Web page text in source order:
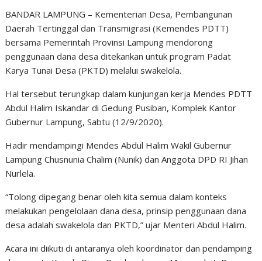
BANDAR LAMPUNG – Kementerian Desa, Pembangunan
Daerah Tertinggal dan Transmigrasi (Kemendes PDTT)
bersama Pemerintah Provinsi Lampung mendorong
penggunaan dana desa ditekankan untuk program Padat
Karya Tunai Desa (PKTD) melalui swakelola.
Hal tersebut terungkap dalam kunjungan kerja Mendes PDTT
Abdul Halim Iskandar di Gedung Pusiban, Komplek Kantor
Gubernur Lampung, Sabtu (12/9/2020).
Hadir mendampingi Mendes Abdul Halim Wakil Gubernur
Lampung Chusnunia Chalim (Nunik) dan Anggota DPD RI Jihan
Nurlela.
“Tolong dipegang benar oleh kita semua dalam konteks
melakukan pengelolaan dana desa, prinsip penggunaan dana
desa adalah swakelola dan PKTD,” ujar Menteri Abdul Halim.
Acara ini diikuti di antaranya oleh koordinator dan pendamping